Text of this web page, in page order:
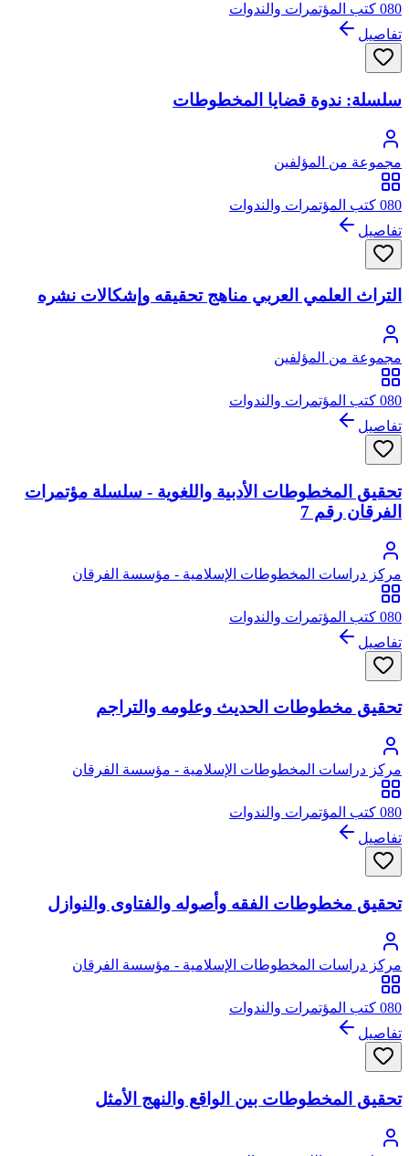
080 كتب المؤتمرات والندوات
تفاصيل
سلسلة: ندوة قضايا المخطوطات
مجموعة من المؤلفين
080 كتب المؤتمرات والندوات
تفاصيل
التراث العلمي العربي مناهج تحقيقه وإشكالات نشره
مجموعة من المؤلفين
080 كتب المؤتمرات والندوات
تفاصيل
تحقيق المخطوطات الأدبية واللغوية - سلسلة مؤتمرات
الفرقان رقم 7
مركز دراسات المخطوطات الإسلامية - مؤسسة الفرقان
080 كتب المؤتمرات والندوات
تفاصيل
تحقيق مخطوطات الحديث وعلومه والتراجم
مركز دراسات المخطوطات الإسلامية - مؤسسة الفرقان
080 كتب المؤتمرات والندوات
تفاصيل
تحقيق مخطوطات الفقه وأصوله والفتاوى والنوازل
مركز دراسات المخطوطات الإسلامية - مؤسسة الفرقان
080 كتب المؤتمرات والندوات
تفاصيل
تحقيق المخطوطات بين الواقع والنهج الأمثل